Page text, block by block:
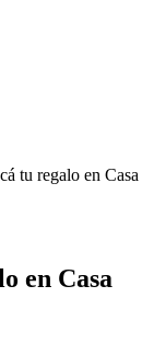
tu regalo en Casa
en Casa